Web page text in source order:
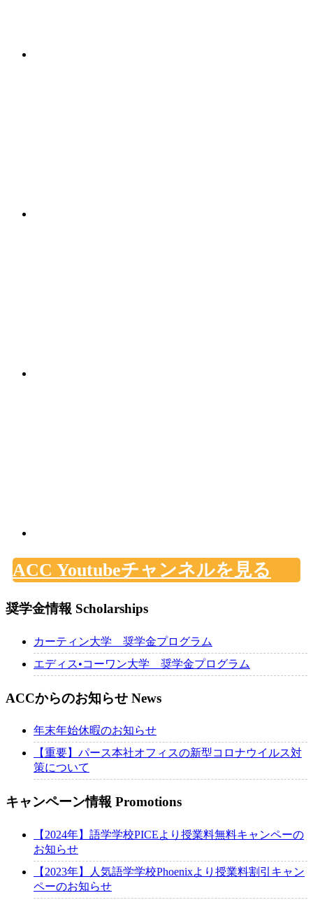
ACC Youtubeチャンネルを見る
奨学金情報 Scholarships
カーティン大学 奨学金プログラム
エディス•コーワン大学 奨学金プログラム
ACCからのお知らせ News
年末年始休暇のお知らせ
【重要】パース本社オフィスの新型コロナウイルス対
策について
キャンペーン情報 Promotions
【2024年】語学学校PICEより授業料無料キャンペーの
お知らせ
【2023年】人気語学学校Phoenixより授業料割引キャン
ペーのお知らせ